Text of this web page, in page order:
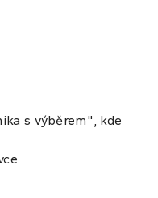
s výběrem", kde